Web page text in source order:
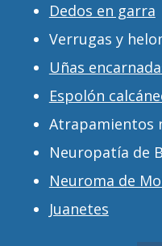
Dedos en garra
Verrugas y
Uñas
Espolón
Atrapamientos
Neuropatía de
Neuroma de
Juanetes